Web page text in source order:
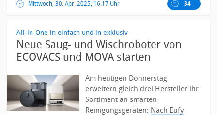
Mittwoch, 30. Apr. 2025, 16:17 Uhr 34
All-in-One in einfach und in exklusiv
Neue Saug- und Wischroboter von
ECOVACS und MOVA starten
Am heutigen Donnerstag
erweitern gleich drei Hersteller ihr
Sortiment an smarten
Reinigungsgeräten: Nach Eufy